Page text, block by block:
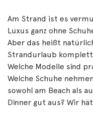
Am Strand ist es
Luxus ganz ohne
Aber das heißt
Strandurlaub komplett
Welche Modelle sind
Welche Schuhe
sowohl am Beach als
Dinner gut aus? Wir